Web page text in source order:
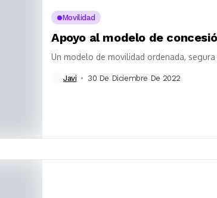
Movilidad
Apoyo al modelo de
Un modelo de movilidad ordenada,
Javi 30 De Diciembre De 2022